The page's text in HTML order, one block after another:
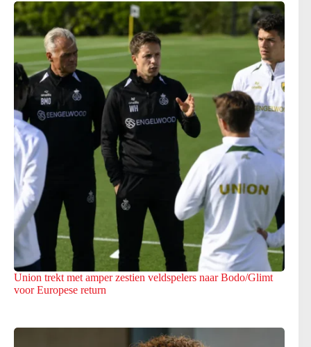
Union trekt met amper zestien veldspelers naar Bodo/Glimt
voor Europese return